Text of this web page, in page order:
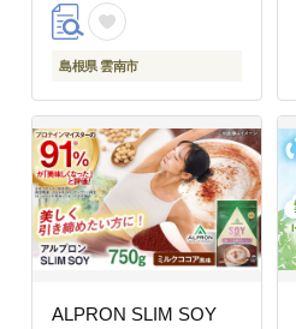
有限会社 [AIAF001]
島根県 雲南市
ALPRON SLIM SOY